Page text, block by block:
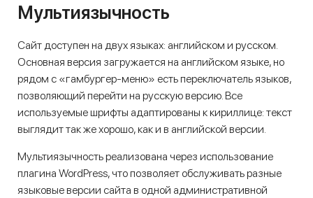
Мультиязычность
Сайт доступен на двух языках: английском и русском.
Основная версия загружается на английском языке, но
рядом с «гамбургер-меню» есть переключатель языков,
позволяющий перейти на русскую версию. Все
используемые шрифты адаптированы к кириллице: текст
выглядит так же хорошо, как и в английской версии.
Мультиязычность реализована через использование
плагина WordPress, что позволяет обслуживать разные
языковые версии сайта в одной административной